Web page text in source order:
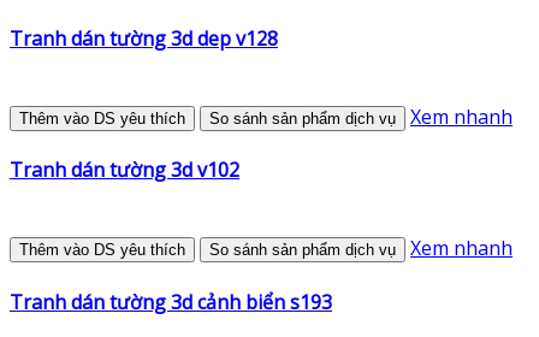
Tranh dán tường 3d dep v128
Thêm vào DS yêu thích So sánh sản phẩm dịch vụ Xem nhanh
Tranh dán tường 3d v102
Thêm vào DS yêu thích So sánh sản phẩm dịch vụ Xem nhanh
Tranh dán tường 3d cảnh biển s193